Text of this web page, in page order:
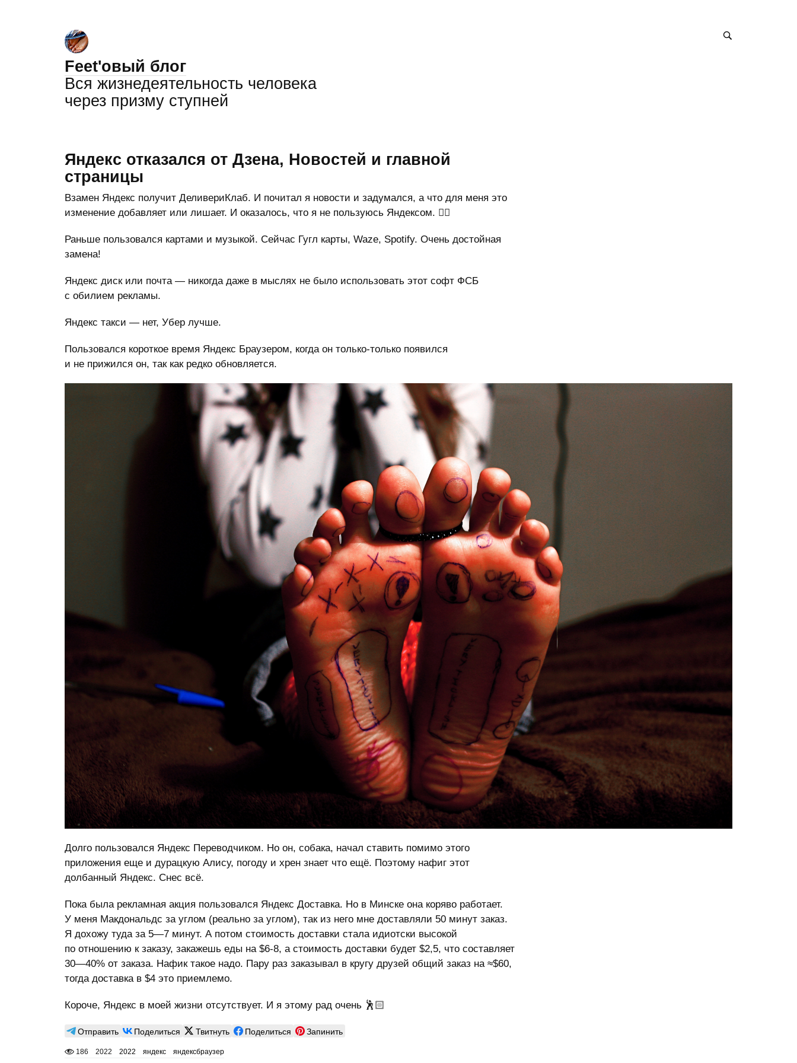
Feet'овый блог
Вся жизнедеятельность человека
через призму ступней
Яндекс отказался от Дзена, Новостей и главной
страницы
Взамен Яндекс получит ДеливериКлаб. И почитал я новости и задумался, а что для меня это
изменение добавляет или лишает. И оказалось, что я не пользуюсь Яндексом. 😵‍💫
Раньше пользовался картами и музыкой. Сейчас Гугл карты, Waze, Spotify. Очень достойная
замена!
Яндекс диск или почта — никогда даже в мыслях не было использовать этот софт ФСБ
с обилием рекламы.
Яндекс такси — нет, Убер лучше.
Пользовался короткое время Яндекс Браузером, когда он только-только появился
и не прижился он, так как редко обновляется.
Долго пользовался Яндекс Переводчиком. Но он, собака, начал ставить помимо этого
приложения еще и дурацкую Алису, погоду и хрен знает что ещё. Поэтому нафиг этот
долбанный Яндекс. Снес всё.
Пока была рекламная акция пользовался Яндекс Доставка. Но в Минске она коряво работает.
У меня Макдональдс за углом (реально за углом), так из него мне доставляли 50 минут заказ.
Я дохожу туда за 5—7 минут. А потом стоимость доставки стала идиотски высокой
по отношению к заказу, закажешь еды на $6-8, а стоимость доставки будет $2,5, что составляет
30—40% от заказа. Нафик такое надо. Пару раз заказывал в кругу друзей общий заказ на ≈$60,
тогда доставка в $4 это приемлемо.
Короче, Яндекс в моей жизни отсутствует. И я этому рад очень 🕺🏻
Отправить Поделиться Твитнуть Поделиться Запинить
186 2022 2022 яндекс яндексбраузер